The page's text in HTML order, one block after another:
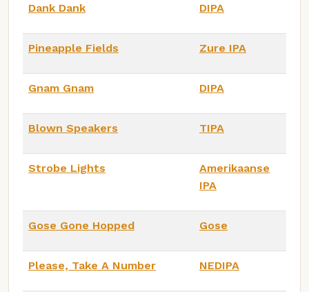
Dank Dank DIPA
Pineapple Fields Zure IPA
Gnam Gnam DIPA
Blown Speakers TIPA
Strobe Lights
Amerikaanse
IPA
Gose Gone Hopped Gose
Please, Take A Number NEDIPA